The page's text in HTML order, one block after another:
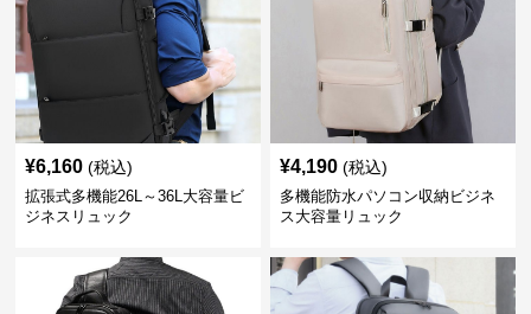
¥6,160 (税込)
拡張式多機能26L～36L大容量ビ
ジネスリュック
¥4,190 (税込)
多機能防水パソコン収納ビジネ
ス大容量リュック